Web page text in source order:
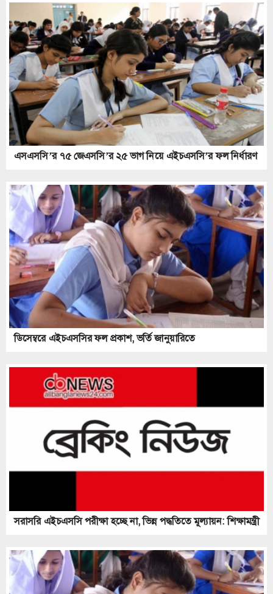
এসএসসি’র ৭৫ জেএসসি’র ২৫ ভাগ নিয়ে এইচএসসি’র ফল নির্ধারণ
ডিসেম্বরে এইচএসসির ফল প্রকাশ, ভর্তি জানুয়ারিতে
সরাসরি এইচএসসি পরীক্ষা হচ্ছে না, ভিন্ন পদ্ধতিতে মূল্যায়ন: শিক্ষামন্ত্রী